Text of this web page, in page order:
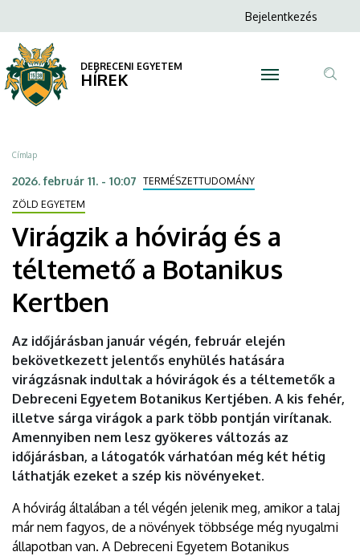
hóvirág
a
téltemető
a
Botanikus
Kertben
DEBRECENI
EGYETEM
a
tartalomra
Anonim
menüje
Bejelentkezés
DEBRECENI EGYETEM
HÍREK
Morzsa
Címlap
2026. február 11. - 10:07 TERMÉSZETTUDOMÁNY
ZÖLD EGYETEM
Virágzik a hóvirág és a
téltemető a Botanikus
Kertben
Az időjárásban január végén, február elején
bekövetkezett jelentős enyhülés hatására
virágzásnak indultak a hóvirágok és a téltemetők a
Debreceni Egyetem Botanikus Kertjében. A kis fehér,
illetve sárga virágok a park több pontján virítanak.
Amennyiben nem lesz gyökeres változás az
időjárásban, a látogatók várhatóan még két hétig
láthatják ezeket a szép kis növényeket.
A hóvirág általában a tél végén jelenik meg, amikor a talaj
már nem fagyos, de a növények többsége még nyugalmi
állapotban van. A Debreceni Egyetem Botanikus